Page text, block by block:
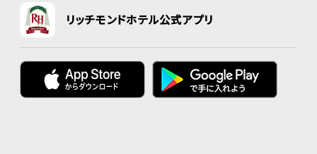
リッチモンドホテル公式アプリ